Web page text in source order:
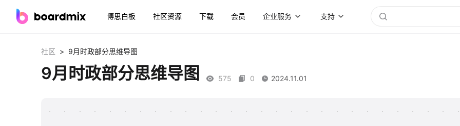
博思白板 社区资源 下载 会员 企业服务 支持
社区 > 9月时政部分思维导图
9月时政部分思维导图 575 0 2024.11.01